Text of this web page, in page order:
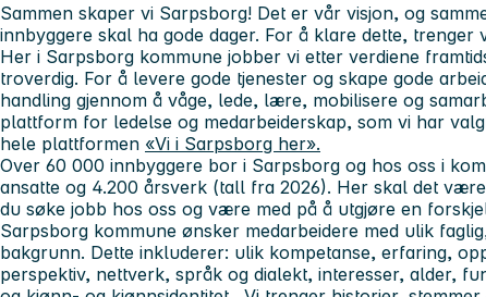
Sammen skaper vi Sarpsborg! Det er vår visjon, og
innbyggere skal ha gode dager. For å klare dette, trenger
Her i Sarpsborg kommune jobber vi etter verdiene
troverdig. For å levere gode tjenester og skape gode
handling gjennom å våge, lede, lære, mobilisere og
plattform for ledelse og medarbeiderskap, som vi har
hele plattformen «Vi i Sarpsborg her».
Over 60 000 innbyggere bor i Sarpsborg og hos oss i
ansatte og 4.200 årsverk (tall fra 2026). Her skal det
du søke jobb hos oss og være med på å utgjøre en
Sarpsborg kommune ønsker medarbeidere med ulik
bakgrunn. Dette inkluderer: ulik kompetanse, erfaring,
perspektiv, nettverk, språk og dialekt, interesser, alder,